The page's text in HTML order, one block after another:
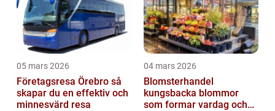
05 mars 2026
Företagsresa Örebro så
skapar du en effektiv och
minnesvärd resa
04 mars 2026
Blomsterhandel
kungsbacka blommor
som formar vardag och